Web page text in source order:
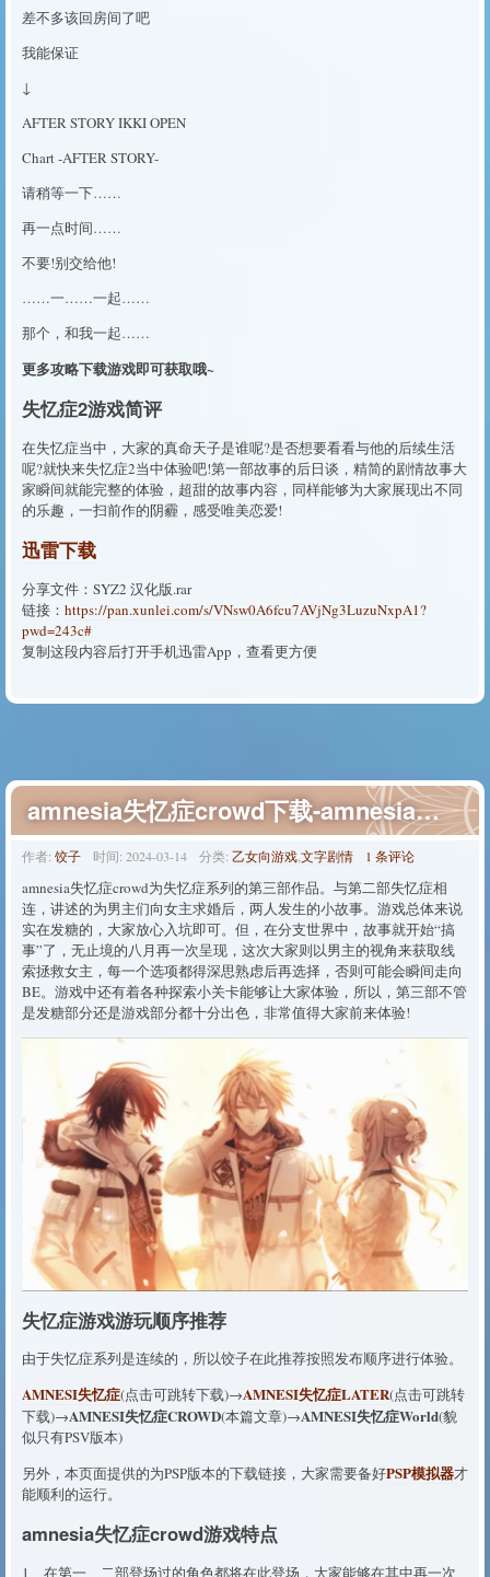
差不多该回房间了吧
我能保证
↓
AFTER STORY IKKI OPEN
Chart -AFTER STORY-
请稍等一下……
再一点时间……
不要!别交给他!
……一……一起……
那个，和我一起……
更多攻略下载游戏即可获取哦~
失忆症2游戏简评
在失忆症当中，大家的真命天子是谁呢?是否想要看看与他的后续生活
呢?就快来失忆症2当中体验吧!第一部故事的后日谈，精简的剧情故事大
家瞬间就能完整的体验，超甜的故事内容，同样能够为大家展现出不同
的乐趣，一扫前作的阴霾，感受唯美恋爱!
迅雷下载
分享文件：SYZ2 汉化版.rar
链接： https://pan.xunlei.com/s/VNsw0A6fcu7AVjNg3LuzuNxpA1?
pwd=243c#
复制这段内容后打开手机迅雷App，查看更方便
amnesia失忆症crowd下载-amnesia失忆症crowd汉化版下载
作者: 饺子 时间: 2024-03-14 分类: 乙女向游戏,文字剧情 1 条评论
amnesia失忆症crowd为失忆症系列的第三部作品。与第二部失忆症相
连，讲述的为男主们向女主求婚后，两人发生的小故事。游戏总体来说
实在发糖的，大家放心入坑即可。但，在分支世界中，故事就开始“搞
事”了，无止境的八月再一次呈现，这次大家则以男主的视角来获取线
索拯救女主，每一个选项都得深思熟虑后再选择，否则可能会瞬间走向
BE。游戏中还有着各种探索小关卡能够让大家体验，所以，第三部不管
是发糖部分还是游戏部分都十分出色，非常值得大家前来体验!
失忆症游戏游玩顺序推荐
由于失忆症系列是连续的，所以饺子在此推荐按照发布顺序进行体验。
AMNESI失忆症(点击可跳转下载)→AMNESI失忆症LATER(点击可跳转
下载)→AMNESI失忆症CROWD(本篇文章)→AMNESI失忆症World(貌
似只有PSV版本)
另外，本页面提供的为PSP版本的下载链接，大家需要备好PSP模拟器才
能顺利的运行。
amnesia失忆症crowd游戏特点
1、在第一、二部登场过的角色都将在此登场，大家能够在其中再一次